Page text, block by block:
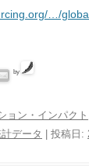
…/
by
ョン・インパクト
データ | 投稿日: